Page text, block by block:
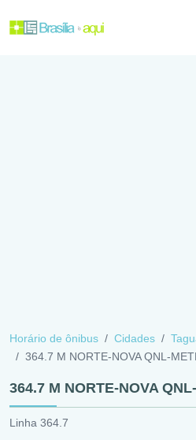
Horário de ônibus Cidades
364.7 M NORTE-NOVA QNL-
364.7 M NORTE-NOVA
Linha 364.7